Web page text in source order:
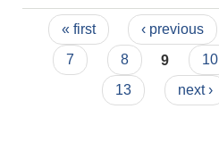
Pages
« first ‹ previous
7
8 9 10
13
next ›